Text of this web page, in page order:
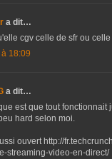
a dit…
cgv celle de sfr ou
18:09
a dit…
est que tout
hard selon moi.
ouvert http://
streaming-video-en-direct/